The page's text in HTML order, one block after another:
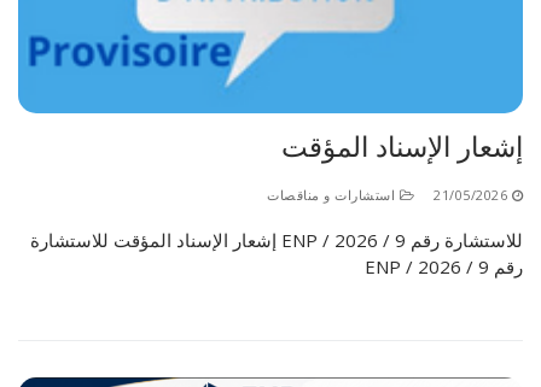
الأقــســــام الـتـحــضـيـريـــة
عروض التكوين
التربصات
ميثاق الأداب والأخلاقيات الجامعية
إشعار الإسناد المؤقت
21/05/2026 استشارات و مناقصات
للاستشارة رقم 9 / ENP / 2026 إشعار الإسناد المؤقت للاستشارة
رقم 9 / ENP / 2026